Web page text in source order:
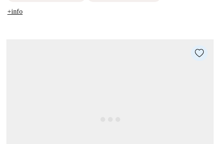
+info